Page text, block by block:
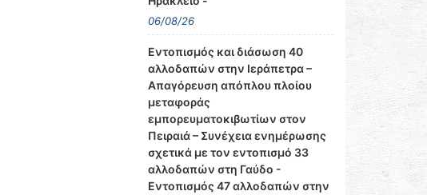
06/08/26
Εντοπισμός και διάσωση 40
αλλοδαπών στην Ιεράπετρα –
Απαγόρευση απόπλου πλοίου
μεταφοράς
εμπορευματοκιβωτίων στον
Πειραιά – Συνέχεια ενημέρωσης
σχετικά με τον εντοπισμό 33
αλλοδαπών στη Γαύδο -
Εντοπισμός 47 αλλοδαπών στην